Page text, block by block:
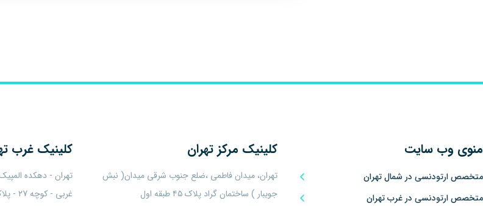
منوی وب سایت
متخصص ارتودنسی در شمال تهران
متخصص ارتودنسی در غرب تهران
کلینیک مرکز تهران
تهران، میدان فاطمی ،ضلع جنوب شرقی میدان( نبش
جویبار ) ساختمان گراد پلاک ۴۵ طبقه اول
کلینیکغرب
تهران - دهکده
غربی - کوچه 27 - پلاک 17